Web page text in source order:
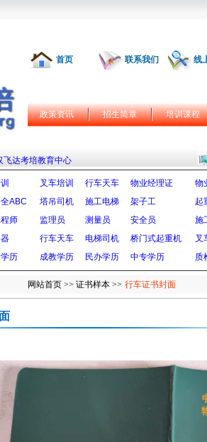
首页 联系我们 线
政策资讯 招生简章 培训课程
飞达考培教育中心
叉车培训 行车天车 物业经理证
物
ABC
塔吊司机 施工电梯 架子工
起
师
监理员 测量员 安全员
施
行车天车 电梯司机 桥门式起重机
叉
历
成教学历 民办学历 中专学历 质
网站首页 >> 证书样本 >> 行车证书封面